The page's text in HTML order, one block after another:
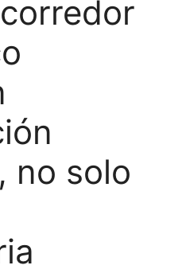
no solo